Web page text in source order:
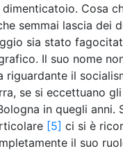
Cosa
semmai lascia dei
sia stato
Il suo nome
riguardante il
se si eccettuano
in quegli anni.
[5] ci si è
il suo